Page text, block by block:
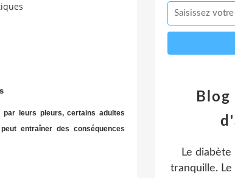
leurs pleurs, certains adultes
entraîner des conséquences
Le
tranquille. Le